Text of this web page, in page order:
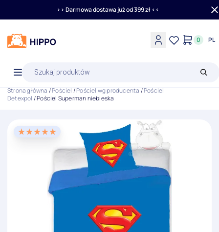
>> Darmowa dostawa już od 399 zł <<
0 PL
produktów
Strona główna /Pościel /Pościel wg producenta /Pościel
Detexpol / Pościel Superman niebieska